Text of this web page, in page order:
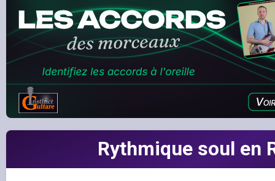
Rythmique soul en